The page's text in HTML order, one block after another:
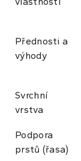
Přednosti a
výhody
Svrchní
vrstva
Podpora
prstů (řasa)